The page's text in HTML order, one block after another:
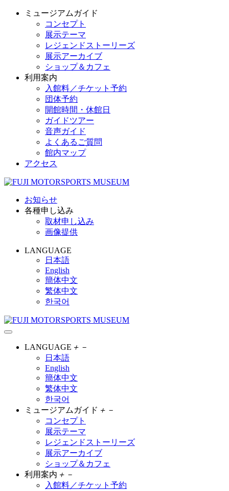
ミュージアムガイド
コンセプト
展示テーマ
レジェンドストーリーズ
展示アーカイブ
ショップ＆カフェ
利用案内
入館料／チケット予約
団体予約
開館時間・休館日
ガイドツアー
音声ガイド
よくあるご質問
館内マップ
アクセス
お知らせ
各種申し込み
取材申し込み
画像提供
LANGUAGE
日本語
English
簡体中文
繁体中文
한국어
LANGUAGE ＋ －
日本語
English
簡体中文
繁体中文
한국어
ミュージアムガイド ＋ －
コンセプト
展示テーマ
レジェンドストーリーズ
展示アーカイブ
ショップ＆カフェ
利用案内 ＋ －
入館料／チケット予約